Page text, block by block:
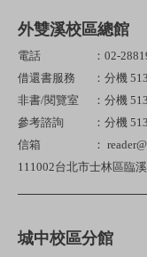
外雙溪校區總館
電話
：02-
借還書服務
：分機
非書/閱覽室
：分機
參考諮詢
：分機
信箱
：
111002台北市士林區臨
城中校區分館